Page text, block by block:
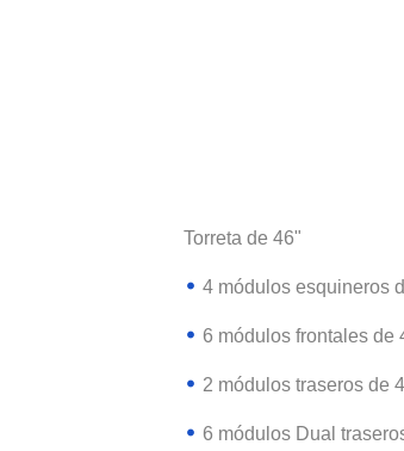
Torreta de 46"
4 módulos esquineros
6 módulos frontales de
2 módulos traseros de
6 módulos Dual